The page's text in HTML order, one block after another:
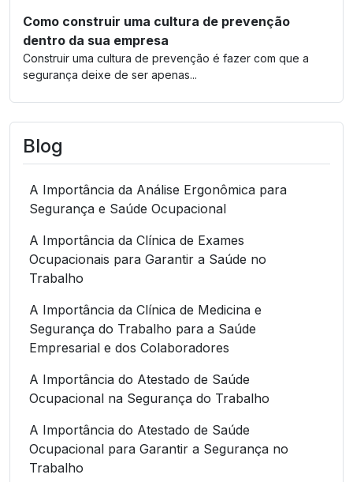
Como construir uma cultura de prevenção
dentro da sua empresa
Construir uma cultura de prevenção é fazer com que a
segurança deixe de ser apenas...
Blog
A Importância da Análise Ergonômica para
Segurança e Saúde Ocupacional
A Importância da Clínica de Exames
Ocupacionais para Garantir a Saúde no
Trabalho
A Importância da Clínica de Medicina e
Segurança do Trabalho para a Saúde
Empresarial e dos Colaboradores
A Importância do Atestado de Saúde
Ocupacional na Segurança do Trabalho
A Importância do Atestado de Saúde
Ocupacional para Garantir a Segurança no
Trabalho